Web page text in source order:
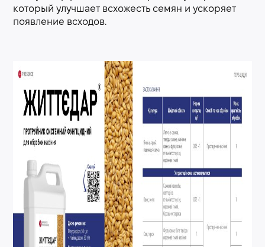
который улучшает всхожесть семян и ускоряет
появление всходов.